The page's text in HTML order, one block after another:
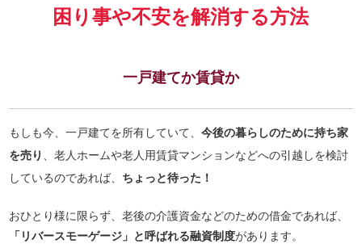
困り事や不安を解消する方法
一戸建てか賃貸か
もしも今、一戸建てを所有していて、今後の暮らしのために持ち家
を売り 、老人ホームや老人用賃貸マンションなどへの引越しを検討
しているのであれば、 ちょっと待った！
おひとり様に限らず、老後の介護資金などのための借金であれば、
「リバースモーゲージ」と呼ばれる融資制度があります。